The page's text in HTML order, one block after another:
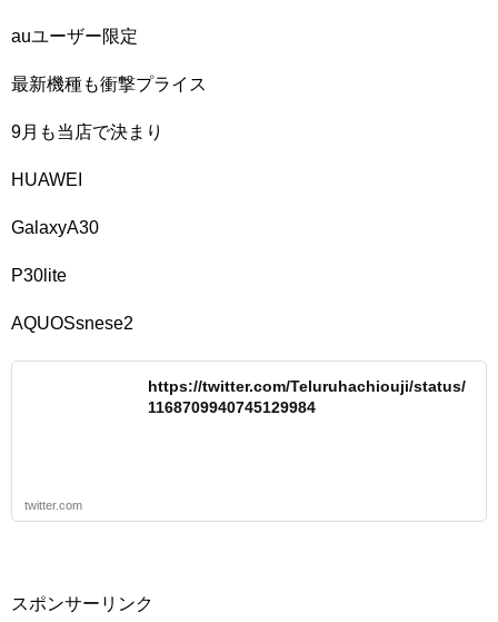
auユーザー限定
最新機種も衝撃プライス
9月も当店で決まり
HUAWEI
GalaxyA30
P30lite
AQUOSsnese2
https://twitter.com/Teluruhachiouji/status/
1168709940745129984
twitter.com
スポンサーリンク